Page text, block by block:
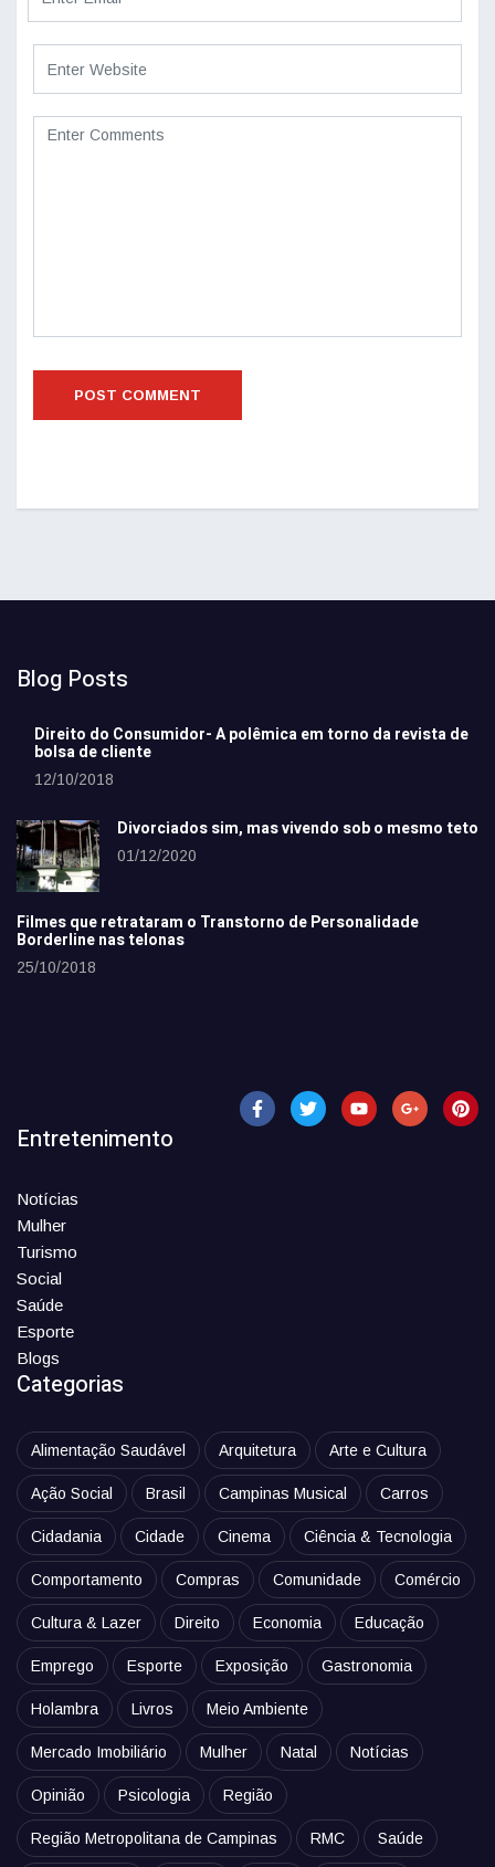
Blog Posts
Direito do Consumidor- A polêmica em torno da revista de
bolsa de cliente
12/10/2018
Divorciados sim, mas vivendo sob o mesmo teto
01/12/2020
Filmes que retrataram o Transtorno de Personalidade
Borderline nas telonas
25/10/2018
Entretenimento
Notícias
Mulher
Turismo
Social
Saúde
Esporte
Blogs
Categorias
Alimentação Saudável Arquitetura Arte e Cultura
Ação Social Brasil Campinas Musical Carros
Cidadania Cidade Cinema Ciência & Tecnologia
Comportamento Compras Comunidade Comércio
Cultura & Lazer Direito Economia Educação
Emprego Esporte Exposição Gastronomia
Holambra Livros Meio Ambiente
Mercado Imobiliário Mulher Natal Notícias
Opinião Psicologia Região
Região Metropolitana de Campinas RMC Saúde